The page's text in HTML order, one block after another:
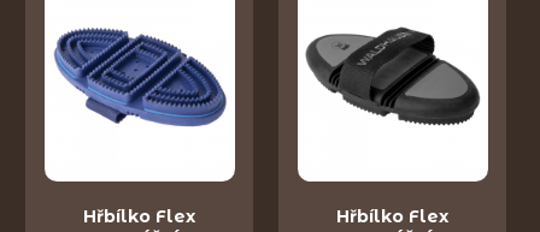
Hřbílko Flex
Hřbílko Flex